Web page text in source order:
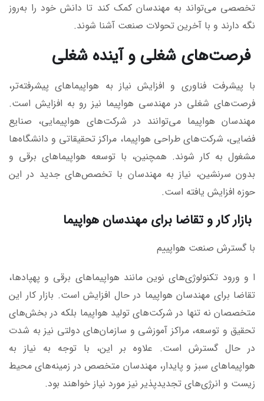
تخصصی می‌تواند به مهندسان کمک کند تا دانش خود را به‌روز
نگه دارند و با آخرین تحولات صنعت آشنا شوند.
فرصت‌های شغلی و آینده شغلی
با پیشرفت فناوری و افزایش نیاز به هواپیماهای پیشرفته‌تر،
فرصت‌های شغلی در مهندسی هواپیما نیز رو به افزایش است.
مهندسان هواپیما می‌توانند در شرکت‌های هواپیمایی، صنایع
فضایی، شرکت‌های طراحی هواپیما، مراکز تحقیقاتی و دانشگاه‌ها
مشغول به کار شوند. همچنین، با توسعه هواپیماهای برقی و
بدون سرنشین، نیاز به مهندسان با تخصص‌های جدید در این
حوزه افزایش یافته است.
بازار کار و تقاضا برای مهندسان هواپیما
با گسترش صنعت هواپییم
ا و ورود تکنولوژی‌های نوین مانند هواپیماهای برقی و پهپادها،
تقاضا برای مهندسان هواپیما در حال افزایش است. بازار کار این
متخصصان نه تنها در شرکت‌های تولید هواپیما بلکه در بخش‌های
تحقیق و توسعه، مراکز آموزشی و سازمان‌های دولتی نیز به شدت
در حال گسترش است. علاوه بر این، با توجه به نیاز به
هواپیماهای سبز و پایدار، مهندسان متخصص در زمینه‌های محیط
زیست و انرژی‌های تجدیدپذیر نیز مورد نیاز خواهند بود.